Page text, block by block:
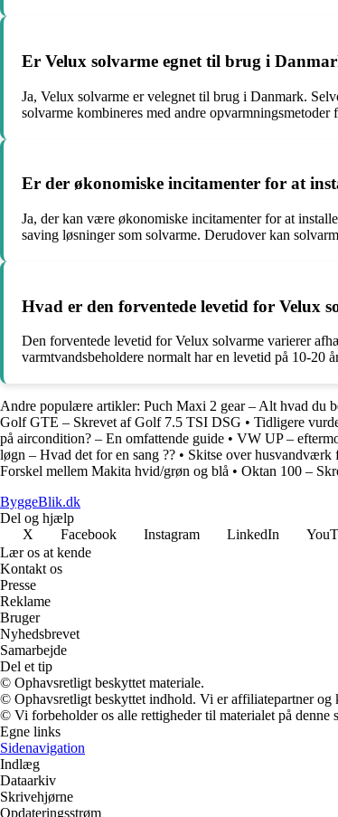
Er Velux solvarme egnet til brug i
Ja, Velux solvarme er velegnet til brug i Danmark.
solvarme kombineres med andre
Er der økonomiske incitamenter for at
Ja, der kan være økonomiske incitamenter for at
saving løsninger som solvarme. Derudover kan
Hvad er den forventede levetid for Velux
Den forventede levetid for Velux solvarme varierer
varmtvandsbeholdere normalt har en levetid på 10-20
Andre populære artikler: Puch Maxi 2 gear – Alt hvad du
Golf GTE – Skrevet af Golf 7.5 TSI DSG • Tidligere
på aircondition? – En omfattende guide • VW UP –
løgn – Hvad det for en sang ?? • Skitse over husvandværk
Forskel mellem Makita hvid/grøn og blå • Oktan 100 –
ByggeBlik.dk
Del og hjælp
X
Facebook Instagram LinkedIn
Lær os at kende
Kontakt os
Presse
Reklame
Bruger
Nyhedsbrevet
Samarbejde
Del et tip
© Ophavsretligt beskyttet materiale.
© Ophavsretligt beskyttet indhold. Vi er affiliatepartner og
© Vi forbeholder os alle rettigheder til materialet på
Egne links
Sidenavigation
Indlæg
Dataarkiv
Skrivehjørne
Opdateringsstrøm